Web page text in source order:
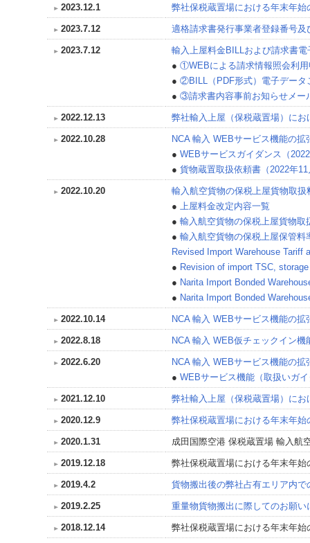
2023.12.1 弊社保税蔵置場における年末年
2023.7.12 適格請求書発行事業者登録番号
2023.7.12
輸入上屋料金BILLおよび請求書
● ①WEBによる請求情報照会利用
● ②BILL（PDF形式）電子データ
● ③請求書内容事前お知らせメー
2022.12.13 弊社輸入上屋（保税蔵置場）に
2022.10.28
NCA 輸入 WEBサービス機能の
● WEBサービスガイダンス（
● 貨物蔵置取扱依頼書（2022年
2022.10.20
輸入航空貨物の保税上屋貨物取
● 上屋料金改定内容一覧
● 輸入航空貨物の保税上屋貨物取
● 輸入航空貨物の保税上屋保管料
Revised Import Warehouse Tariff
● Revision of import TSC,
● Narita Import Bonded
● Narita Import Bonded
2022.10.14 NCA 輸入 WEBサービス機能の
2022.8.18 NCA 輸入 WEB仮チェックイン機
2022.6.20
NCA 輸入 WEBサービス機能の拡
● WEBサービス機能（取扱いガ
2021.12.10 弊社輸入上屋（保税蔵置場）に
2020.12.9 弊社保税蔵置場における年末年
2020.1.31 成田国際空港 保税蔵置場 輸入航
2019.12.18 弊社保税蔵置場における年末年
2019.4.2 貨物搬出後の弊社占有エリア内
2019.2.25 重量物貨物搬出に際してのお願い
2018.12.14 弊社保税蔵置場における年末年